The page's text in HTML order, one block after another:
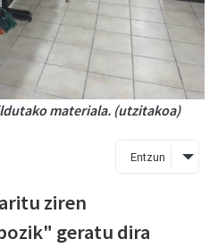
materiala. (utzitakoa)
Entzun
ziren
geratu dira